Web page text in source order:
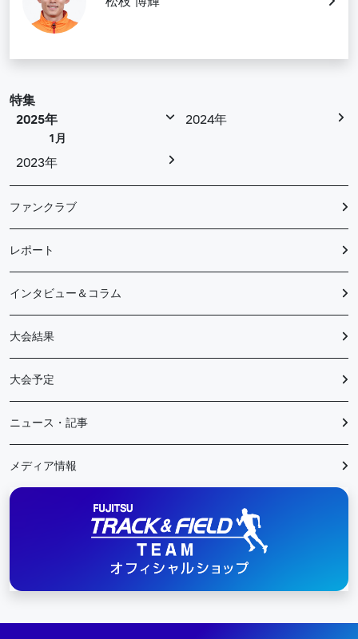
特集
2025年
1月
2024年
2023年
ファンクラブ
レポート
インタビュー＆コラム
大会結果
大会予定
ニュース・記事
メディア情報